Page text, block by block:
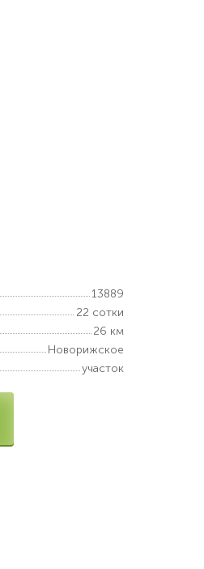
13889
22 сотки
26 км
Новорижское
участок